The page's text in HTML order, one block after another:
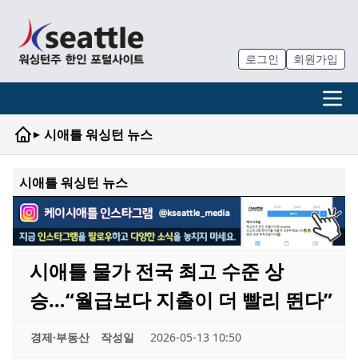
로그인 회원가입
▸ 시애틀 워싱턴 뉴스
시애틀 워싱턴 뉴스
시애틀 물가 전국 최고 수준 상
승…“월급보다 지출이 더 빨리 뛴다”
경제·부동산 작성일 2026-05-13 10:50